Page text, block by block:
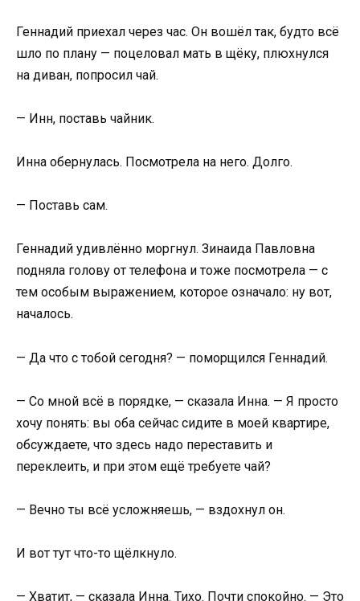
Геннадий приехал через час. Он вошёл так, будто всё
шло по плану — поцеловал мать в щёку, плюхнулся
на диван, попросил чай.
— Инн, поставь чайник.
Инна обернулась. Посмотрела на него. Долго.
— Поставь сам.
Геннадий удивлённо моргнул. Зинаида Павловна
подняла голову от телефона и тоже посмотрела — с
тем особым выражением, которое означало: ну вот,
началось.
— Да что с тобой сегодня? — поморщился Геннадий.
— Со мной всё в порядке, — сказала Инна. — Я просто
хочу понять: вы оба сейчас сидите в моей квартире,
обсуждаете, что здесь надо переставить и
переклеить, и при этом ещё требуете чай?
— Вечно ты всё усложняешь, — вздохнул он.
И вот тут что-то щёлкнуло.
— Хватит, — сказала Инна. Тихо. Почти спокойно. — Это